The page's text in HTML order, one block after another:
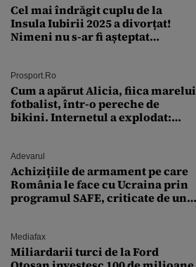
Cel mai îndrăgit cuplu de la
Insula Iubirii 2025 a divorțat!
Nimeni nu s-ar fi așteptat
Prosport.ro
Cum a apărut Alicia, fiica marelui
fotbalist, într-o pereche de
bikini. Internetul a explodat:
Adevarul
Achizițiile de armament pe care
România le face cu Ucraina prin
programul SAFE, criticate de un
Mediafax
Miliardarii turci de la Ford